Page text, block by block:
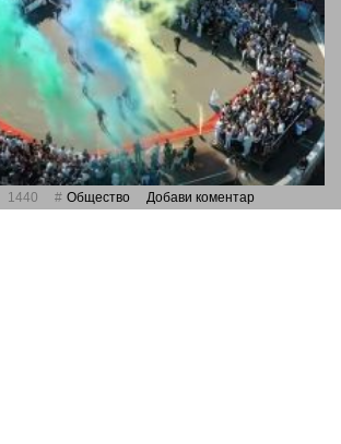
1440 Общество Добави коментар